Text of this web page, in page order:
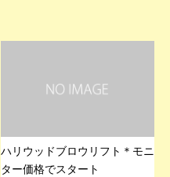
ハリウッドブロウリフト＊モニ
ター価格でスタート